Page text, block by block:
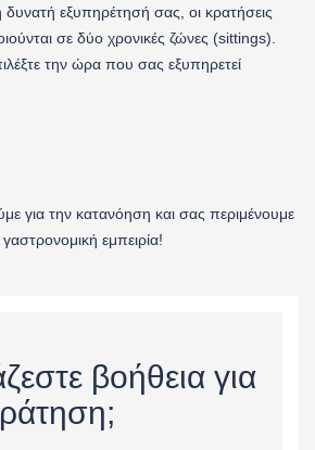
δυνατή εξυπηρέτησή σας, οι κρατήσεις
σε δύο χρονικές ζώνες (sittings).
την ώρα που σας εξυπηρετεί
για την κατανόηση και σας περιμένουμε
εμπειρία!
βοήθεια για